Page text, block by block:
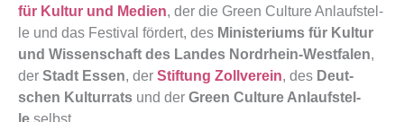
für Kul­tur und Medi­en, der die Green Cul­tu­re Anlauf­stel­
le und das Fes­ti­val för­dert, des Minis­te­ri­ums für Kul­tur
und Wis­sen­schaft des Lan­des Nord­rhein-West­fa­len,
der Stadt Essen, der Stif­tung Zoll­ver­ein, des Deut­
schen Kul­tur­rats und der Green Cul­tu­re Anlauf­stel­
le selbst.